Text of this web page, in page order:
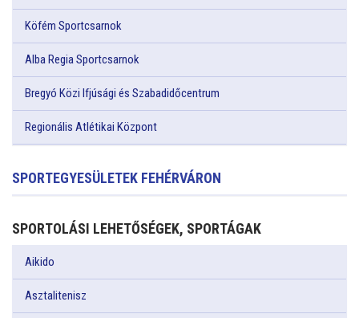
Köfém Sportcsarnok
Alba Regia Sportcsarnok
Bregyó Közi Ifjúsági és Szabadidőcentrum
Regionális Atlétikai Központ
SPORTEGYESÜLETEK FEHÉRVÁRON
SPORTOLÁSI LEHETŐSÉGEK, SPORTÁGAK
Aikido
Asztalitenisz